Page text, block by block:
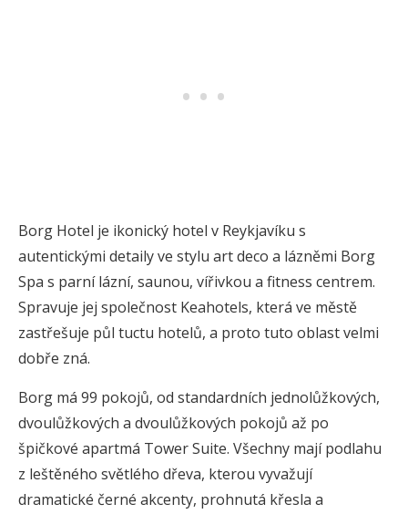
Borg Hotel je ikonický hotel v Reykjavíku s
autentickými detaily ve stylu art deco a lázněmi Borg
Spa s parní lázní, saunou, vířivkou a fitness centrem.
Spravuje jej společnost Keahotels, která ve městě
zastřešuje půl tuctu hotelů, a proto tuto oblast velmi
dobře zná.
Borg má 99 pokojů, od standardních jednolůžkových,
dvoulůžkových a dvoulůžkových pokojů až po
špičkové apartmá Tower Suite. Všechny mají podlahu
z leštěného světlého dřeva, kterou vyvažují
dramatické černé akcenty, prohnutá křesla a